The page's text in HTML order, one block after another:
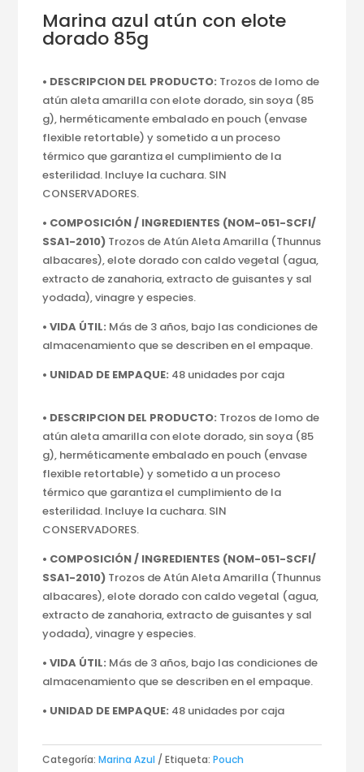
Marina azul atún con elote
dorado 85g
• DESCRIPCION DEL PRODUCTO: Trozos de lomo de
atún aleta amarilla con elote dorado, sin soya (85
g), herméticamente embalado en pouch (envase
flexible retortable) y sometido a un proceso
térmico que garantiza el cumplimiento de la
esterilidad. Incluye la cuchara. SIN
CONSERVADORES.
• COMPOSICIÓN / INGREDIENTES (NOM-051-SCFI/
SSA1-2010) Trozos de Atún Aleta Amarilla (Thunnus
albacares), elote dorado con caldo vegetal (agua,
extracto de zanahoria, extracto de guisantes y sal
yodada), vinagre y especies.
• VIDA ÚTIL: Más de 3 años, bajo las condiciones de
almacenamiento que se describen en el empaque.
• UNIDAD DE EMPAQUE: 48 unidades por caja
• DESCRIPCION DEL PRODUCTO: Trozos de lomo de
atún aleta amarilla con elote dorado, sin soya (85
g), herméticamente embalado en pouch (envase
flexible retortable) y sometido a un proceso
térmico que garantiza el cumplimiento de la
esterilidad. Incluye la cuchara. SIN
CONSERVADORES.
• COMPOSICIÓN / INGREDIENTES (NOM-051-SCFI/
SSA1-2010) Trozos de Atún Aleta Amarilla (Thunnus
albacares), elote dorado con caldo vegetal (agua,
extracto de zanahoria, extracto de guisantes y sal
yodada), vinagre y especies.
• VIDA ÚTIL: Más de 3 años, bajo las condiciones de
almacenamiento que se describen en el empaque.
• UNIDAD DE EMPAQUE: 48 unidades por caja
Categoría:Marina Azul Etiqueta:Pouch